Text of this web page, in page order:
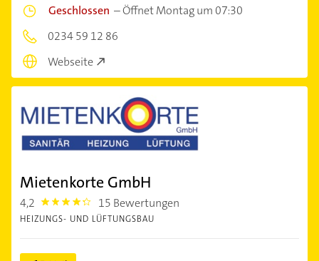
Geschlossen –Öffnet Montag um 07:30
0234 59 12 86
Webseite
Mietenkorte GmbH
4,2 4.2000003 15 Bewertungen
HEIZUNGS- UND LÜFTUNGSBAU